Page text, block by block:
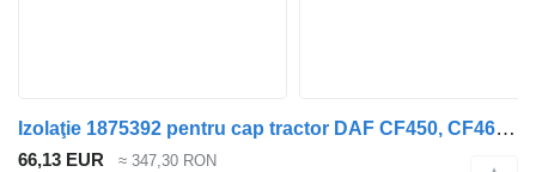
Izolaţie 1875392 pentru cap tractor DAF CF450, CF460 (2017-)
66,13 EUR ≈ 347,30 RON